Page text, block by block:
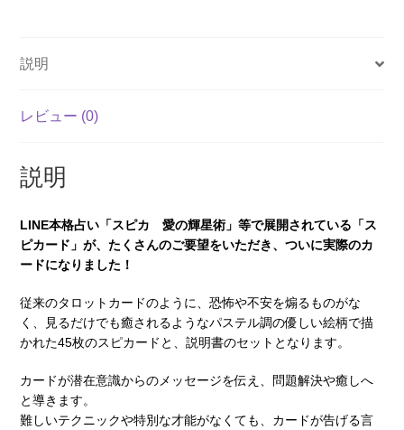
説明
レビュー (0)
説明
LINE本格占い「スピカ 愛の輝星術」等で展開されている「ス
ピカード」が、たくさんのご要望をいただき、ついに実際のカ
ードになりました！
従来のタロットカードのように、恐怖や不安を煽るものがな
く、見るだけでも癒されるようなパステル調の優しい絵柄で描
かれた45枚のスピカードと、説明書のセットとなります。
カードが潜在意識からのメッセージを伝え、問題解決や癒しへ
と導きます。
難しいテクニックや特別な才能がなくても、カードが告げる言